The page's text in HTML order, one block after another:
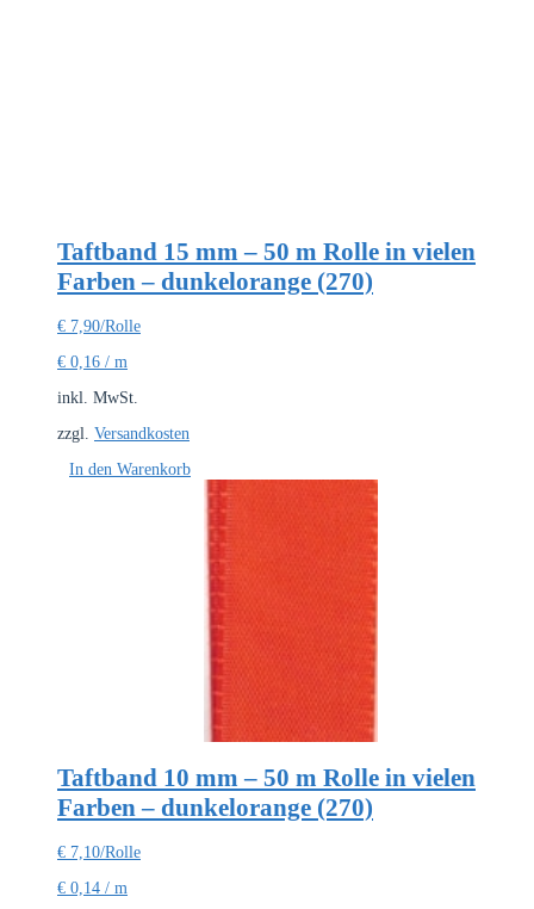
Taftband 15 mm – 50 m Rolle in vielen
Farben – dunkelorange (270)
€ 7,90/Rolle
€ 0,16 / m
inkl. MwSt.
zzgl. Versandkosten
In den Warenkorb
Taftband 10 mm – 50 m Rolle in vielen
Farben – dunkelorange (270)
€ 7,10/Rolle
€ 0,14 / m